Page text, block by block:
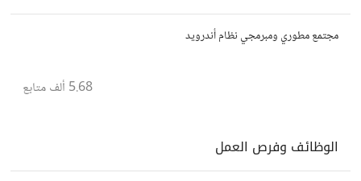
مجتمع مطوري ومبرمجي نظام أندرويد
5.68 ألف متابع
الوظائف وفرص العمل